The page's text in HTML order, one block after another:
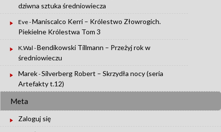
dziwna sztuka średniowiecza
Eve-Maniscalco Kerri – Królestwo Złowrogich.
Piekielne Królestwa Tom 3
K.Wal -Bendikowski Tillmann – Przeżyj rok w
średniowieczu
Marek-Silverberg Robert – Skrzydła nocy (seria
Artefakty t.12)
Meta
Zaloguj się